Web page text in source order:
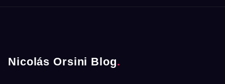
Nicolás Orsini Blog.